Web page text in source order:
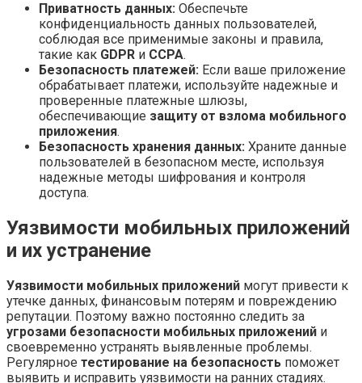
Приватность данных: Обеспечьте
конфиденциальность данных пользователей,
соблюдая все применимые законы и правила,
такие как GDPR и CCPA.
Безопасность платежей: Если ваше приложение
обрабатывает платежи, используйте надежные и
проверенные платежные шлюзы,
обеспечивающие защиту от взлома мобильного
приложения.
Безопасность хранения данных: Храните данные
пользователей в безопасном месте, используя
надежные методы шифрования и контроля
доступа.
Уязвимости мобильных приложений
и их устранение
Уязвимости мобильных приложений могут привести к
утечке данных, финансовым потерям и повреждению
репутации. Поэтому важно постоянно следить за
угрозами безопасности мобильных приложений и
своевременно устранять выявленные проблемы.
Регулярное тестирование на безопасность поможет
выявить и исправить уязвимости на ранних стадиях.